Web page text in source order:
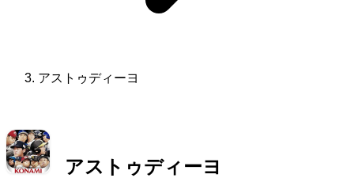
アストゥディーヨ
アストゥディーヨ